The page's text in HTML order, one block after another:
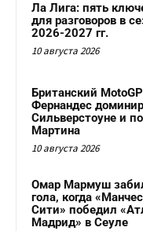
Ла Лига: пять
для разговоров в
2026-2027 гг.
10 августа 2026
Британский
Фернандес
Сильверстоуне и
Мартина
10 августа 2026
Омар Мармуш
гола, когда
Сити» победил
Мадрид» в Сеуле